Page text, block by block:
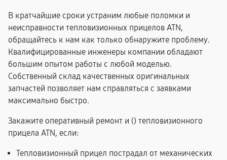
В кратчайшие сроки устраним любые поломки и
неисправности тепловизионных прицелов ATN,
обращайтесь к нам как только обнаружите проблему.
Квалифицированные инженеры компании обладают
большим опытом работы с любой моделью.
Собственный склад качественных оригинальных
запчастей позволяет нам справляться с заявками
максимально быстро.
Закажите оперативный ремонт и () тепловизионного
прицела ATN, если:
Тепловизионный прицел пострадал от механических